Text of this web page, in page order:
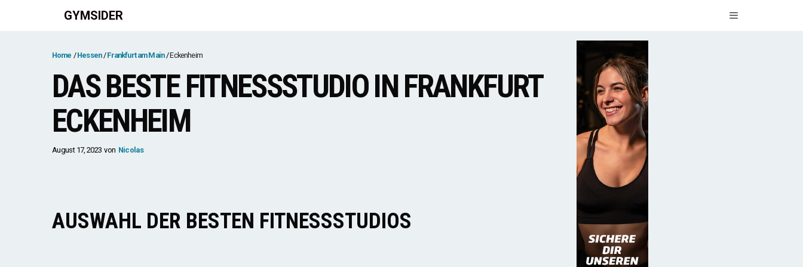
GYMSIDER
Home Hessen Frankfurt am Main Eckenheim
DAS BESTE FITNESSSTUDIO IN FRANKFURT
ECKENHEIM
August 17, 2023 von Nicolas
AUSWAHL DER BESTEN FITNESSSTUDIOS